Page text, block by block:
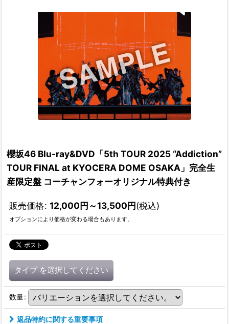
櫻坂46 Blu-ray&DVD「5th TOUR 2025 “Addiction”
TOUR FINAL at KYOCERA DOME OSAKA」完全生
産限定盤 コーチャンフォーオリジナル特典付き
販売価格: 12,000円～13,500円(税込)
オプションにより価格が変わる場合もあります。
タイプ を選択してください
数量:
返品特約に関する重要事項